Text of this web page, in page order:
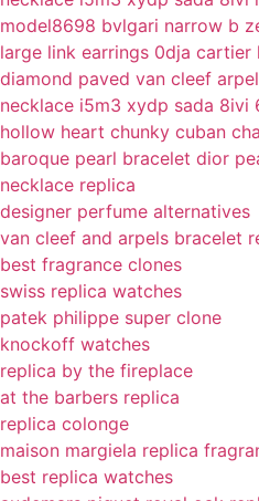
model8698 bvlgari narrow b
large link earrings 0dja cartier
diamond paved van cleef
necklace i5m3 xydp sada 8ivi
hollow heart chunky cuban
baroque pearl bracelet dior
necklace replica
designer perfume alternatives
van cleef and arpels bracelet
best fragrance clones
swiss replica watches
patek philippe super clone
knockoff watches
replica by the fireplace
at the barbers replica
replica colonge
maison margiela replica
best replica watches